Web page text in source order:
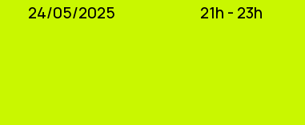
24/05/2025 21h - 23h